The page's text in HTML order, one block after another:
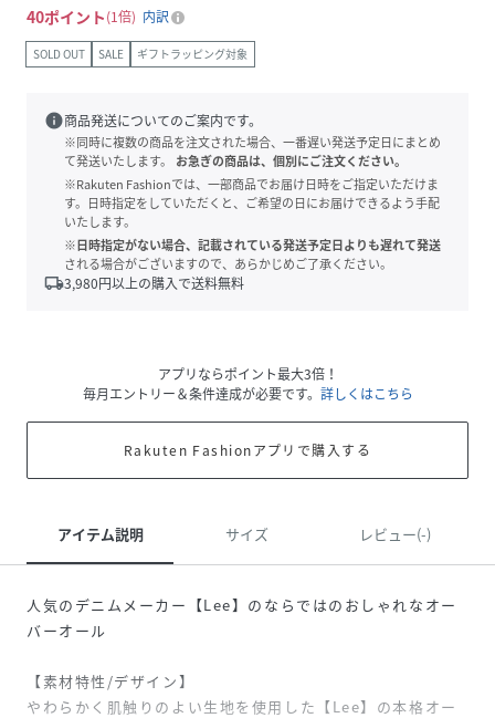
40ポイント 1倍 内訳
SOLD OUT SALE ギフトラッピング対象
info商品発送についてのご案内です。
※同時に複数の商品を注文された場合、一番遅い発送予定日にまとめ
て発送いたします。
お急ぎの商品は、個別にご注文ください。
※Rakuten Fashionでは、一部商品でお届け日時をご指定いただけま
す。日時指定をしていただくと、ご希望の日にお届けできるよう手配
いたします。
※日時指定がない場合、記載されている発送予定日よりも遅れて発送
される場合がございますので、あらかじめご了承ください。
local_shipping3,980円以上の購入で送料無料
アプリならポイント最大3倍！
毎月エントリー＆条件達成が必要です。 詳しくはこちら
Rakuten Fashionアプリで購入する
アイテム説明 サイズ レビュー(-)
人気のデニムメーカー【Lee】のならではのおしゃれなオー
バーオール
【素材特性/デザイン】
やわらかく肌触りのよい生地を使用した【Lee】の本格オー